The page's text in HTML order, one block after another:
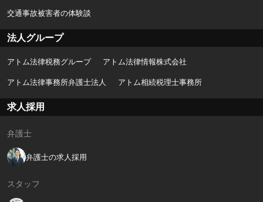
交通事故被害者の体験談
法人グループ
アトム法律税務グループ アトム法律情報株式会社
アトム法律事務所弁護士法人 アトム相続税理士事務所
求人採用
弁護士
弁護士の求人採用
スタッフ